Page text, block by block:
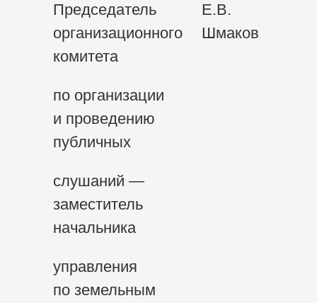
Председатель
организационного
комитета
по организации
и проведению
публичных
слушаний —
заместитель
начальника
управления
по земельным
Е.В.
Шмаков